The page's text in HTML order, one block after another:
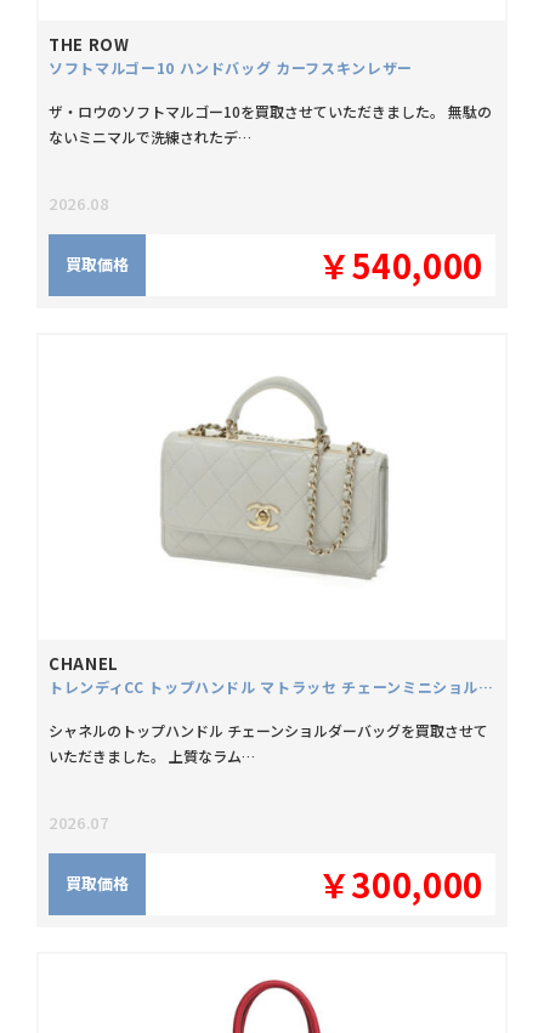
THE ROW
ソフトマルゴー10 ハンドバッグ カーフスキンレザー
ザ・ロウのソフトマルゴー10を買取させていただきました。 無駄の
ないミニマルで洗練されたデ…
2026.08
買取価格 ￥540,000
CHANEL
トレンディCC トップハンドル マトラッセ チェーンミニショルダーバッグ AP4184 ラムスキン
シャネルのトップハンドル チェーンショルダーバッグを買取させて
いただきました。 上質なラム…
2026.07
買取価格 ￥300,000